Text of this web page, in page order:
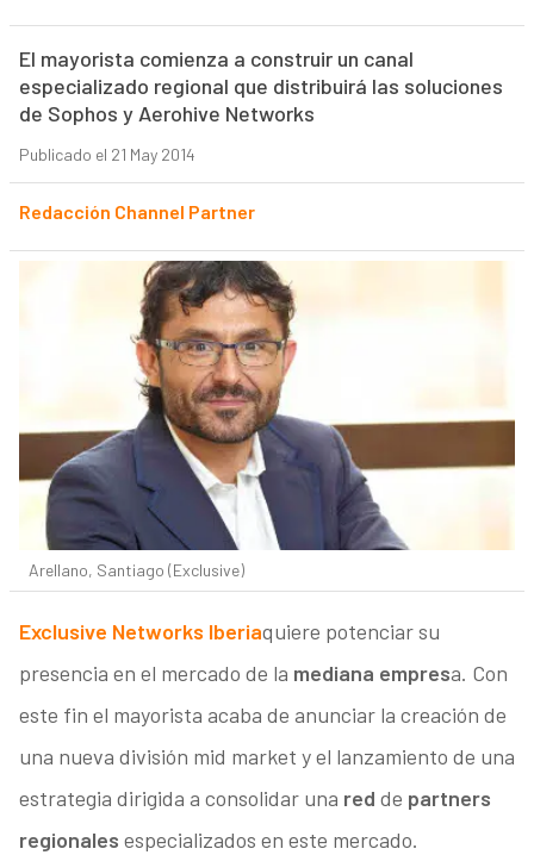
El mayorista comienza a construir un canal
especializado regional que distribuirá las soluciones
de Sophos y Aerohive Networks
Publicado el 21 May 2014
Redacción Channel Partner
Arellano, Santiago (Exclusive)
Exclusive Networks Iberiaquiere potenciar su
presencia en el mercado de la mediana empresa. Con
este fin el mayorista acaba de anunciar la creación de
una nueva división mid market y el lanzamiento de una
estrategia dirigida a consolidar una red de partners
regionales especializados en este mercado.